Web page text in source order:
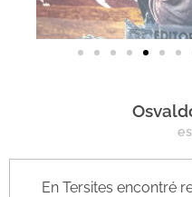
En Tersites encontré